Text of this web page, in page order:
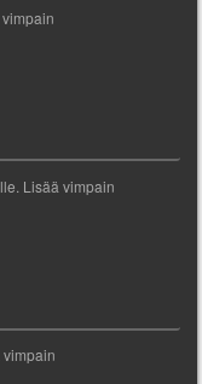
Lisää vimpain